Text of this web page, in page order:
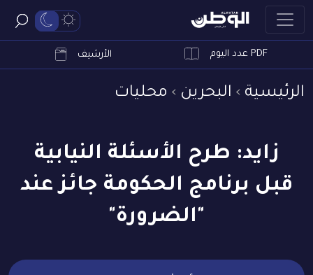
PDF عدد اليوم الأرشيف
الرئيسية البحرين محليات
زايد: طرح الأسئلة النيابية
قبل برنامج الحكومة جائز عند
"الضرورة"